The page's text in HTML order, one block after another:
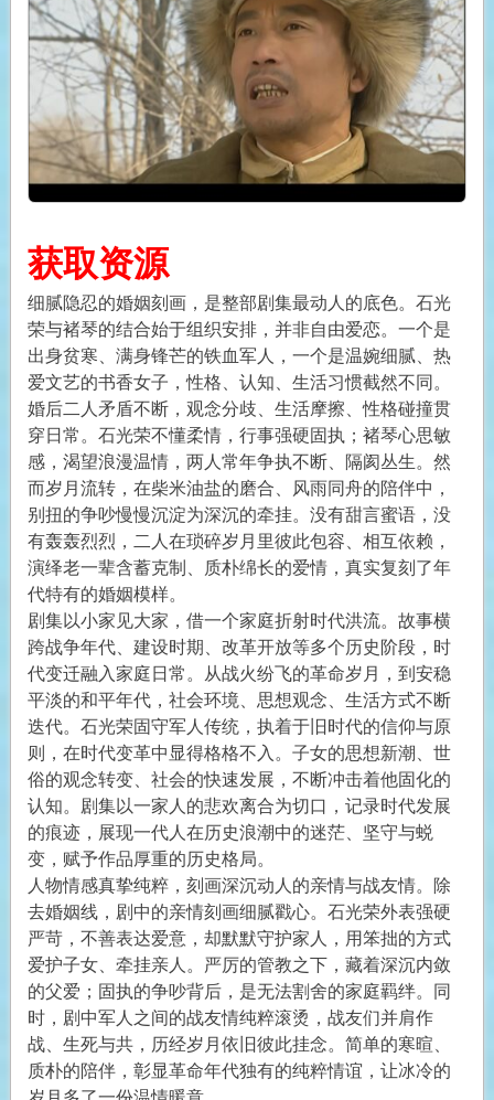
获取资源
细腻隐忍的婚姻刻画，是整部剧集最动人的底色。石光
荣与褚琴的结合始于组织安排，并非自由爱恋。一个是
出身贫寒、满身锋芒的铁血军人，一个是温婉细腻、热
爱文艺的书香女子，性格、认知、生活习惯截然不同。
婚后二人矛盾不断，观念分歧、生活摩擦、性格碰撞贯
穿日常。石光荣不懂柔情，行事强硬固执；褚琴心思敏
感，渴望浪漫温情，两人常年争执不断、隔阂丛生。然
而岁月流转，在柴米油盐的磨合、风雨同舟的陪伴中，
别扭的争吵慢慢沉淀为深沉的牵挂。没有甜言蜜语，没
有轰轰烈烈，二人在琐碎岁月里彼此包容、相互依赖，
演绎老一辈含蓄克制、质朴绵长的爱情，真实复刻了年
代特有的婚姻模样。
剧集以小家见大家，借一个家庭折射时代洪流。故事横
跨战争年代、建设时期、改革开放等多个历史阶段，时
代变迁融入家庭日常。从战火纷飞的革命岁月，到安稳
平淡的和平年代，社会环境、思想观念、生活方式不断
迭代。石光荣固守军人传统，执着于旧时代的信仰与原
则，在时代变革中显得格格不入。子女的思想新潮、世
俗的观念转变、社会的快速发展，不断冲击着他固化的
认知。剧集以一家人的悲欢离合为切口，记录时代发展
的痕迹，展现一代人在历史浪潮中的迷茫、坚守与蜕
变，赋予作品厚重的历史格局。
人物情感真挚纯粹，刻画深沉动人的亲情与战友情。除
去婚姻线，剧中的亲情刻画细腻戳心。石光荣外表强硬
严苛，不善表达爱意，却默默守护家人，用笨拙的方式
爱护子女、牵挂亲人。严厉的管教之下，藏着深沉内敛
的父爱；固执的争吵背后，是无法割舍的家庭羁绊。同
时，剧中军人之间的战友情纯粹滚烫，战友们并肩作
战、生死与共，历经岁月依旧彼此挂念。简单的寒暄、
质朴的陪伴，彰显革命年代独有的纯粹情谊，让冰冷的